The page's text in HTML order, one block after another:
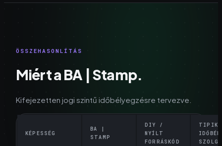
ÖSSZEHASONLÍTÁS
Miért a BA | Stamp.
Kifejezetten jogi szintű időbélyegzésre tervezve.
KÉPESSÉG
BA |
STAMP
DIY /
NYÍLT
FORRÁSKÓD